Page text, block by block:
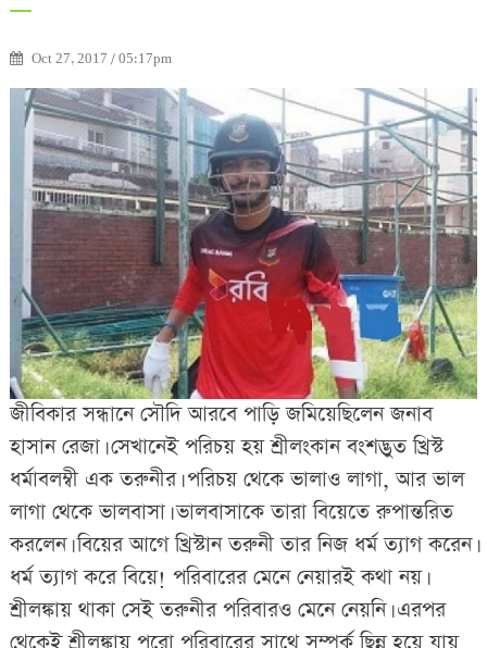
Oct 27, 2017 / 05:17pm
জীবিকার সন্ধানে সৌদি আরবে পাড়ি জমিয়েছিলেন জনাব
হাসান রেজা। সেখানেই পরিচয় হয় শ্রীলংকান বংশদ্ভুত খ্রিস্ট
ধর্মাবলম্বী এক তরুনীর। পরিচয় থেকে ভালাও লাগা, আর ভাল
লাগা থেকে ভালবাসা। ভালবাসাকে তারা বিয়েতে রুপান্তরিত
করলেন। বিয়ের আগে খ্রিস্টান তরুনী তার নিজ ধর্ম ত্যাগ করেন।
ধর্ম ত্যাগ করে বিয়ে! পরিবারের মেনে নেয়ারই কথা নয়।
শ্রীলঙ্কায় থাকা সেই তরুনীর পরিবারও মেনে নেয়নি। এরপর